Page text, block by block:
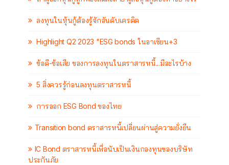
ลงทุนในหุ้นกู้ต้องรู้จักอันดับเครดิต
Highlight Q2 2023 "ESG bonds ในอาเซียน+3
ข้อดี-ข้อเสีย ของการลงทุนในตราสารหนี้...มีอะไรบ้าง
5 สิ่งควรรู้ก่อนลงทุนตราสารหนี้
การออก ESG Bond ของไทย
Transition bond ตราสารหนี้เปลี่ยนผ่านสู่ความยั่งยืน
IC Bond ตราสารหนี้เพื่อนับเป็นเงินกองทุนของบริษัท
ประกันภัย